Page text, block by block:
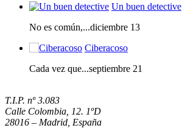
Un buen detective
No es común,...diciembre 13
Ciberacoso
Cada vez que...septiembre 21
T.I.P. nº 3.083
Calle Colombia, 12. 1ºD
28016 – Madrid, España